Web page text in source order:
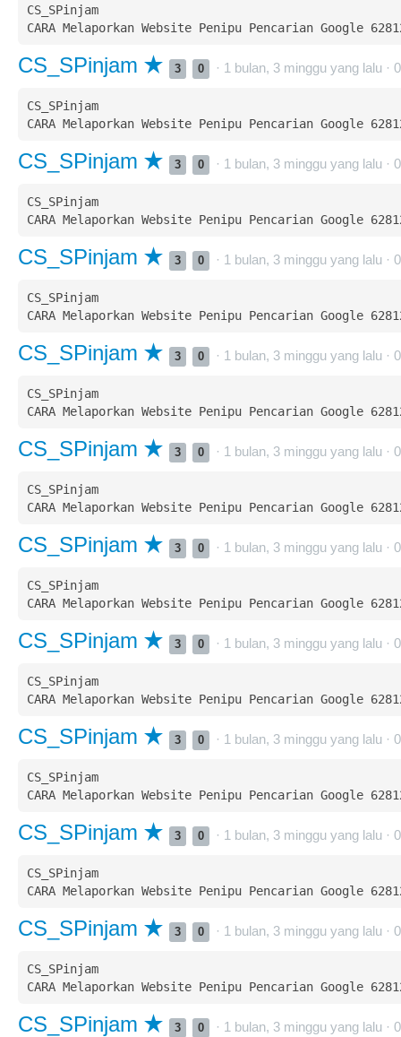
CS_SPinjam
CS_SPinjam 3 0 · 1 bulan, 3 minggu yang lalu · 0
CS_SPinjam
CS_SPinjam 3 0 · 1 bulan, 3 minggu yang lalu · 0
CS_SPinjam
CS_SPinjam 3 0 · 1 bulan, 3 minggu yang lalu · 0
CS_SPinjam
CS_SPinjam 3 0 · 1 bulan, 3 minggu yang lalu · 0
CS_SPinjam
CS_SPinjam 3 0 · 1 bulan, 3 minggu yang lalu · 0
CS_SPinjam
CS_SPinjam 3 0 · 1 bulan, 3 minggu yang lalu · 0
CS_SPinjam
CS_SPinjam 3 0 · 1 bulan, 3 minggu yang lalu · 0
CS_SPinjam
CS_SPinjam 3 0 · 1 bulan, 3 minggu yang lalu · 0
CS_SPinjam
CS_SPinjam 3 0 · 1 bulan, 3 minggu yang lalu · 0
CS_SPinjam
CS_SPinjam 3 0 · 1 bulan, 3 minggu yang lalu · 0
CS_SPinjam
CS_SPinjam 3 0 · 1 bulan, 3 minggu yang lalu · 0